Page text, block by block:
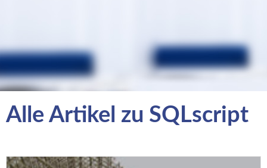
Alle Artikel zu SQLscript